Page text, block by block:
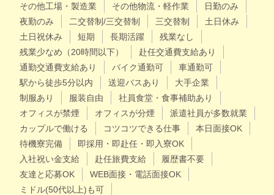
その他工場・製造業
その他物流・軽作業
日勤のみ
夜勤のみ
二交替制/三交替制 三交替制
土日休み
土日祝休み
短期 長期活躍
残業なし
残業少なめ（20時間以下）
赴任交通費支給あり
通勤交通費支給あり
バイク通勤可
車通勤可
駅から徒歩5分以内
送迎バスあり
大手企業
制服あり
服装自由
社員食堂・食事補助あり
オフィスが禁煙
オフィスが分煙
派遣社員が多数就業
カップルで働ける
コツコツできる仕事
本日面接OK
待機寮完備
即採用・即赴任・即入寮OK
入社祝い金支給
赴任旅費支給
履歴書不要
友達と応募OK
WEB面接・電話面接OK
ミドル(50代以上)も可